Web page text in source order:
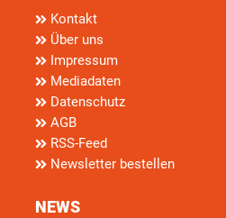
Kontakt
Über uns
Impressum
Mediadaten
Datenschutz
AGB
RSS-Feed
Newsletter bestellen
NEWS